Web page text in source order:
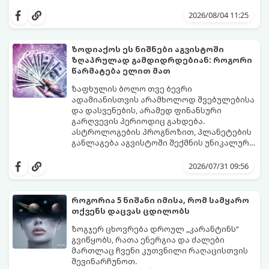
ყველაზე ბედნიერი თვე აღმოჩნდება.
2026/08/04 11:25
ზოდიაქოს ეს ნიშნები აგვისტოში
ზღაპრულად გამდიდრდებიან: როგორი
წარმატება ელით მათ
ზაფხულის ბოლო თვე ბევრი
ადამიანისთვის არამხოლოდ შვებულებისა
და დასვენების, არამედ ფინანსური
გარღვევის პერიოდიც გახდება.
ასტროლოგების პროგნოზით, პლანეტების
განლაგება აგვისტოში შექმნის უნიკალურ
ზოდიაქოს 4 ნიშანს ფინანსური წარმატების
შორის, ვისაც აგვისტოში ფინანსური
2026/07/31 09:56
როგორია 5 ნიშანი იმისა, რომ სამყარო
თქვენს დაცვას ცდილობს
ზოგჯერ ცხოვრება დროულ „კარანტინს“
გვიწყობს, რათა ენერგია და ძალები
მართლაც ჩვენი კუთვნილი რაღაცისთვის
შევინარჩუნოთ.